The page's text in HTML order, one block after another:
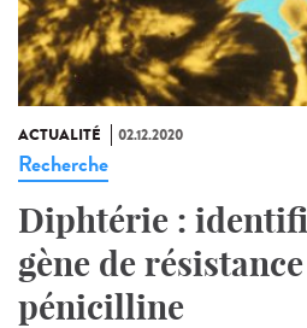
ACTUALITÉ 02.12.2020
Recherche
Diphtérie :
gène de
pénicilline